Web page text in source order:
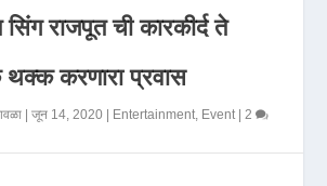
राजपूत ची कारकीर्द ते
थक्क करणारा प्रवास
|जून 14, 2020 Entertainment, Event|2